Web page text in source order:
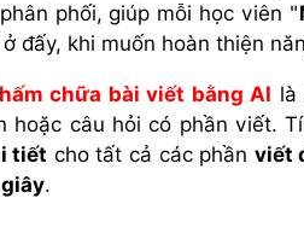
phối, giúp mỗi học viên "
đấy, khi muốn hoàn thiện
chữa bài viết bằng AI là
hoặc câu hỏi có phần viết.
tiết cho tất cả các phần viết
.